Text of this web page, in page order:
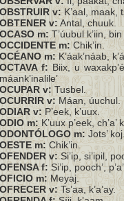
v:K’aal, maak,
v: Antal, chuuk.
OCASO m:T’úubul k’iin,
OCCIDENTE m:Chik’in.
m:K’áak’náab,
f:Biix, u
OCUPAR v: Tusbel.
OCURRIR v: Máan, úuchul.
ODIAR v:P’eek, k’uux.
ODIO m: K’uux p’eek, ch’a’
ODONTÓLOGO m: Jots’
m: Chik’in.
OFENDER v:Si’ip, si’ipil,
f: Si’ip, pooch’,
OFICIO m: Meyaj.
OFRECER v:Ts’aa, k’a’ay.